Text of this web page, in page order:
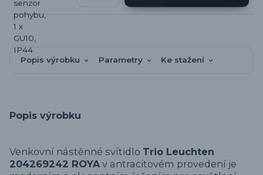
Popis výrobku Parametry Ke stažení
Popis výrobku
Venkovní nástěnné svítidlo Trio Leuchten
204269242 ROYAv antracitovém provedení je